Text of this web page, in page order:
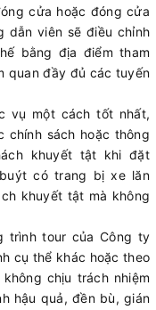
cửa hoặc đóng cửa
dẫn viên sẽ điều chỉnh
bằng địa điểm tham
quan đầy đủ các tuyến
vụ một cách tốt nhất,
chính sách hoặc thông
khuyết tật khi đặt
có trang bị xe lăn
khuyết tật mà không
trình tour của Công ty
cụ thể khác hoặc theo
chịu trách nhiệm
hậu quả, đền bù, gián